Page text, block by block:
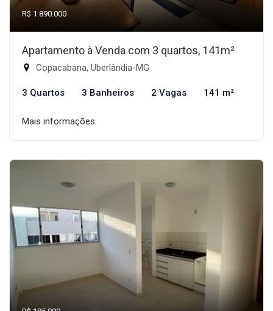
R$ 1.890.000
Apartamento à Venda com 3 quartos, 141m²
Copacabana, Uberlândia-MG
3 Quartos 3 Banheiros 2 Vagas 141 m²
Mais informações